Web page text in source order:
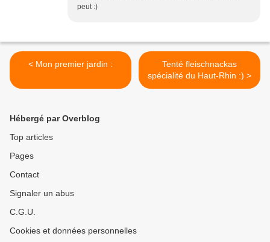
peut :)
< Mon premier jardin :
Tenté fleischnackas
spécialité du Haut-Rhin :) >
Hébergé par Overblog
Top articles
Pages
Contact
Signaler un abus
C.G.U.
Cookies et données personnelles